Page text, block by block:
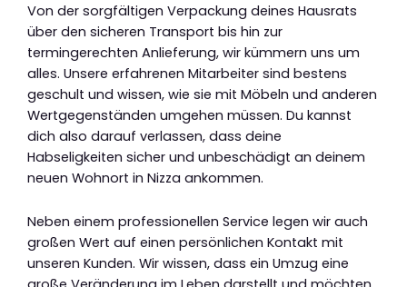
Von der sorgfältigen Verpackung deines Hausrats
über den sicheren Transport bis hin zur
termingerechten Anlieferung, wir kümmern uns um
alles. Unsere erfahrenen Mitarbeiter sind bestens
geschult und wissen, wie sie mit Möbeln und anderen
Wertgegenständen umgehen müssen. Du kannst
dich also darauf verlassen, dass deine
Habseligkeiten sicher und unbeschädigt an deinem
neuen Wohnort in Nizza ankommen.
Neben einem professionellen Service legen wir auch
großen Wert auf einen persönlichen Kontakt mit
unseren Kunden. Wir wissen, dass ein Umzug eine